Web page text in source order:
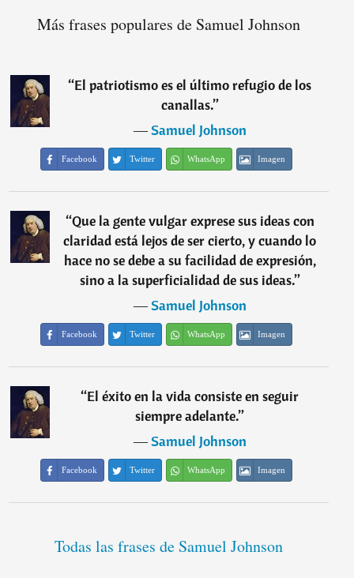
Más frases populares de Samuel Johnson
“El patriotismo es el último refugio de los
canallas.”
―Samuel Johnson
Facebook Twitter WhatsApp Imagen
“Que la gente vulgar exprese sus ideas con
claridad está lejos de ser cierto, y cuando lo
hace no se debe a su facilidad de expresión,
sino a la superficialidad de sus ideas.”
―Samuel Johnson
Facebook Twitter WhatsApp Imagen
“El éxito en la vida consiste en seguir
siempre adelante.”
―Samuel Johnson
Facebook Twitter WhatsApp Imagen
Todas las frases de Samuel Johnson